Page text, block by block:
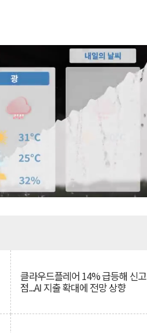
클라우드플레어 14% 급등해 신고
점...AI 지출 확대에 전망 상향